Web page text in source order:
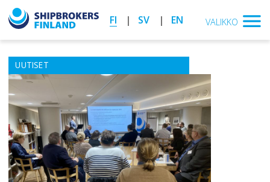
FI SV EN VALIKKO
UUTISET